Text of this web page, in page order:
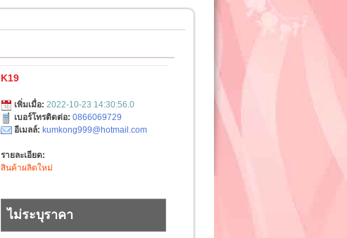
K19
เพิ่มเมื่อ: 2022-10-23 14:30:56.0
เบอร์โทรติดต่อ: 0866069729
อีเมลล์: kumkong999@hotmail.com
รายละเอียด:
สินค้าผลิตใหม่
ไม่ระบุราคา